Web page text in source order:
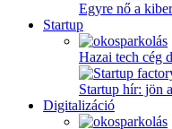
Egyre nő a
Startup
Hazai tech cég
Startup hír: jön
Digitalizáció